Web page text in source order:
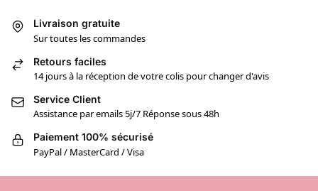
Livraison gratuite
Sur toutes les commandes
Retours faciles
14 jours à la réception de votre colis pour changer d'avis
Service Client
Assistance par emails 5j/7 Réponse sous 48h
Paiement 100% sécurisé
PayPal / MasterCard / Visa